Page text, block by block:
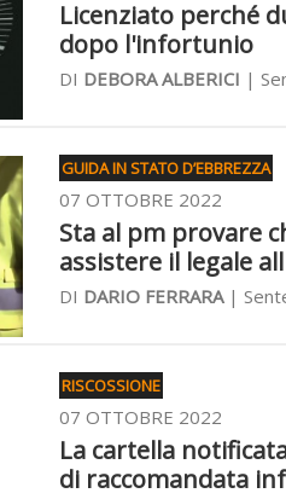
Licenziato perché
dopo l'infortunio
DI DEBORA ALBERICI |
GUIDA IN STATO D’EBBREZZA
07 OTTOBRE 2022
Sta al pm provare
assistere il legale
DI DARIO FERRARA|
RISCOSSIONE
07 OTTOBRE 2022
La cartella
di raccomandata